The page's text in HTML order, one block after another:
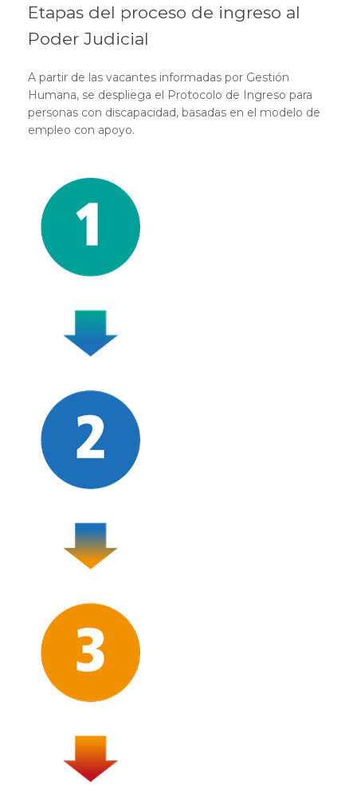
Etapas del proceso de ingreso al
Poder Judicial
A partir de las vacantes informadas por Gestión
Humana, se despliega el Protocolo de Ingreso para
personas con discapacidad, basadas en el modelo de
empleo con apoyo.